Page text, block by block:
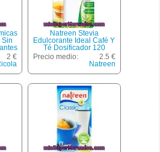
Sin
G
2 €
Natreen Stevia
Edulcorante Ideal Café Y
Té Dosificador 120
Comprimidos
Precio medio:
2.5 €
Natreen